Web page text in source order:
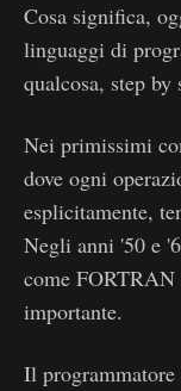
Cosa significa,
linguaggi di
qualcosa, step by
Nei primissimi
dove ogni
esplicitamente,
Negli anni '50 e
come
importante.
Il